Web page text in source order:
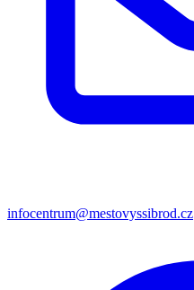
infocentrum@mestovyssibrod.cz